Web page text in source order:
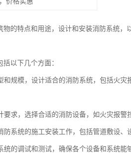
的特点和用途，设计和安装消防系统
以下几个方面：
和规模，设计适合的消防系统，包括火
求，选择合适的消防设备，如火灾报警
系统的施工安装工作，包括管道敷设、
的调试和测试，确保各个设备和系统能